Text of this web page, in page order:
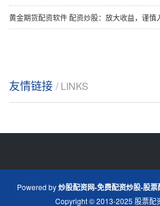
黄金期货配资软件 配资炒股：放大收益，谨慎
友情链接 / LINKS
Powered by炒股配资网-免费配资炒股-股票
Copyright© 2013-2025 股票配